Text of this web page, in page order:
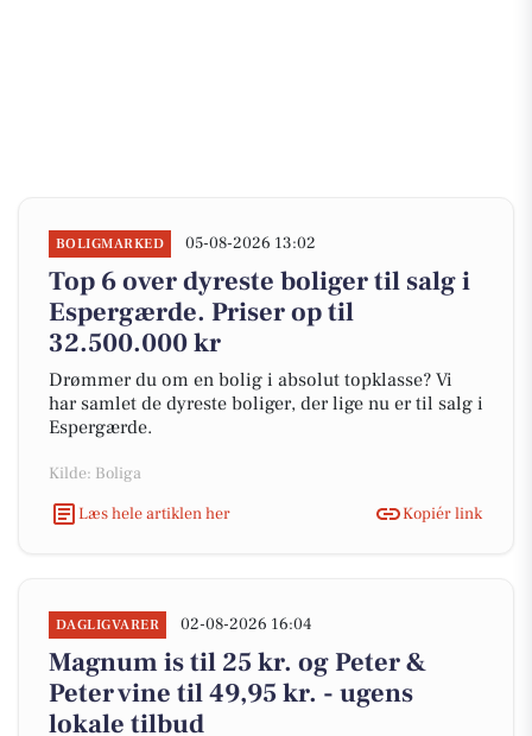
BOLIGMARKED 05-08-2026 13:02
Top 6 over dyreste boliger til salg i
Espergærde. Priser op til
32.500.000 kr
Drømmer du om en bolig i absolut topklasse? Vi
har samlet de dyreste boliger, der lige nu er til salg i
Espergærde.
Kilde: Boliga
Læs hele artiklen her
Kopiér link
DAGLIGVARER 02-08-2026 16:04
Magnum is til 25 kr. og Peter &
Peter vine til 49,95 kr. - ugens
lokale tilbud